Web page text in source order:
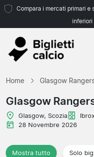
Compara i mercati primari e
inferiori
Home Glasgow
Glasgow
Glasgow, Scozia
28 Novembre 2026
Mostra tutto Solo